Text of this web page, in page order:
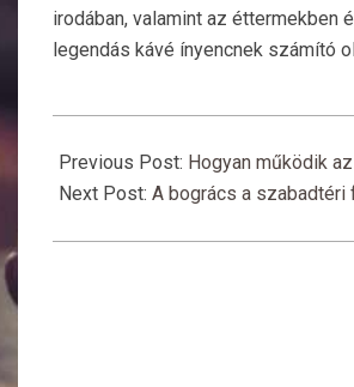
irodában, valamint az éttermekben
legendás kávé ínyencnek számító
01-
02
Previous Post: Hogyan működik
Next Post: A bogrács a